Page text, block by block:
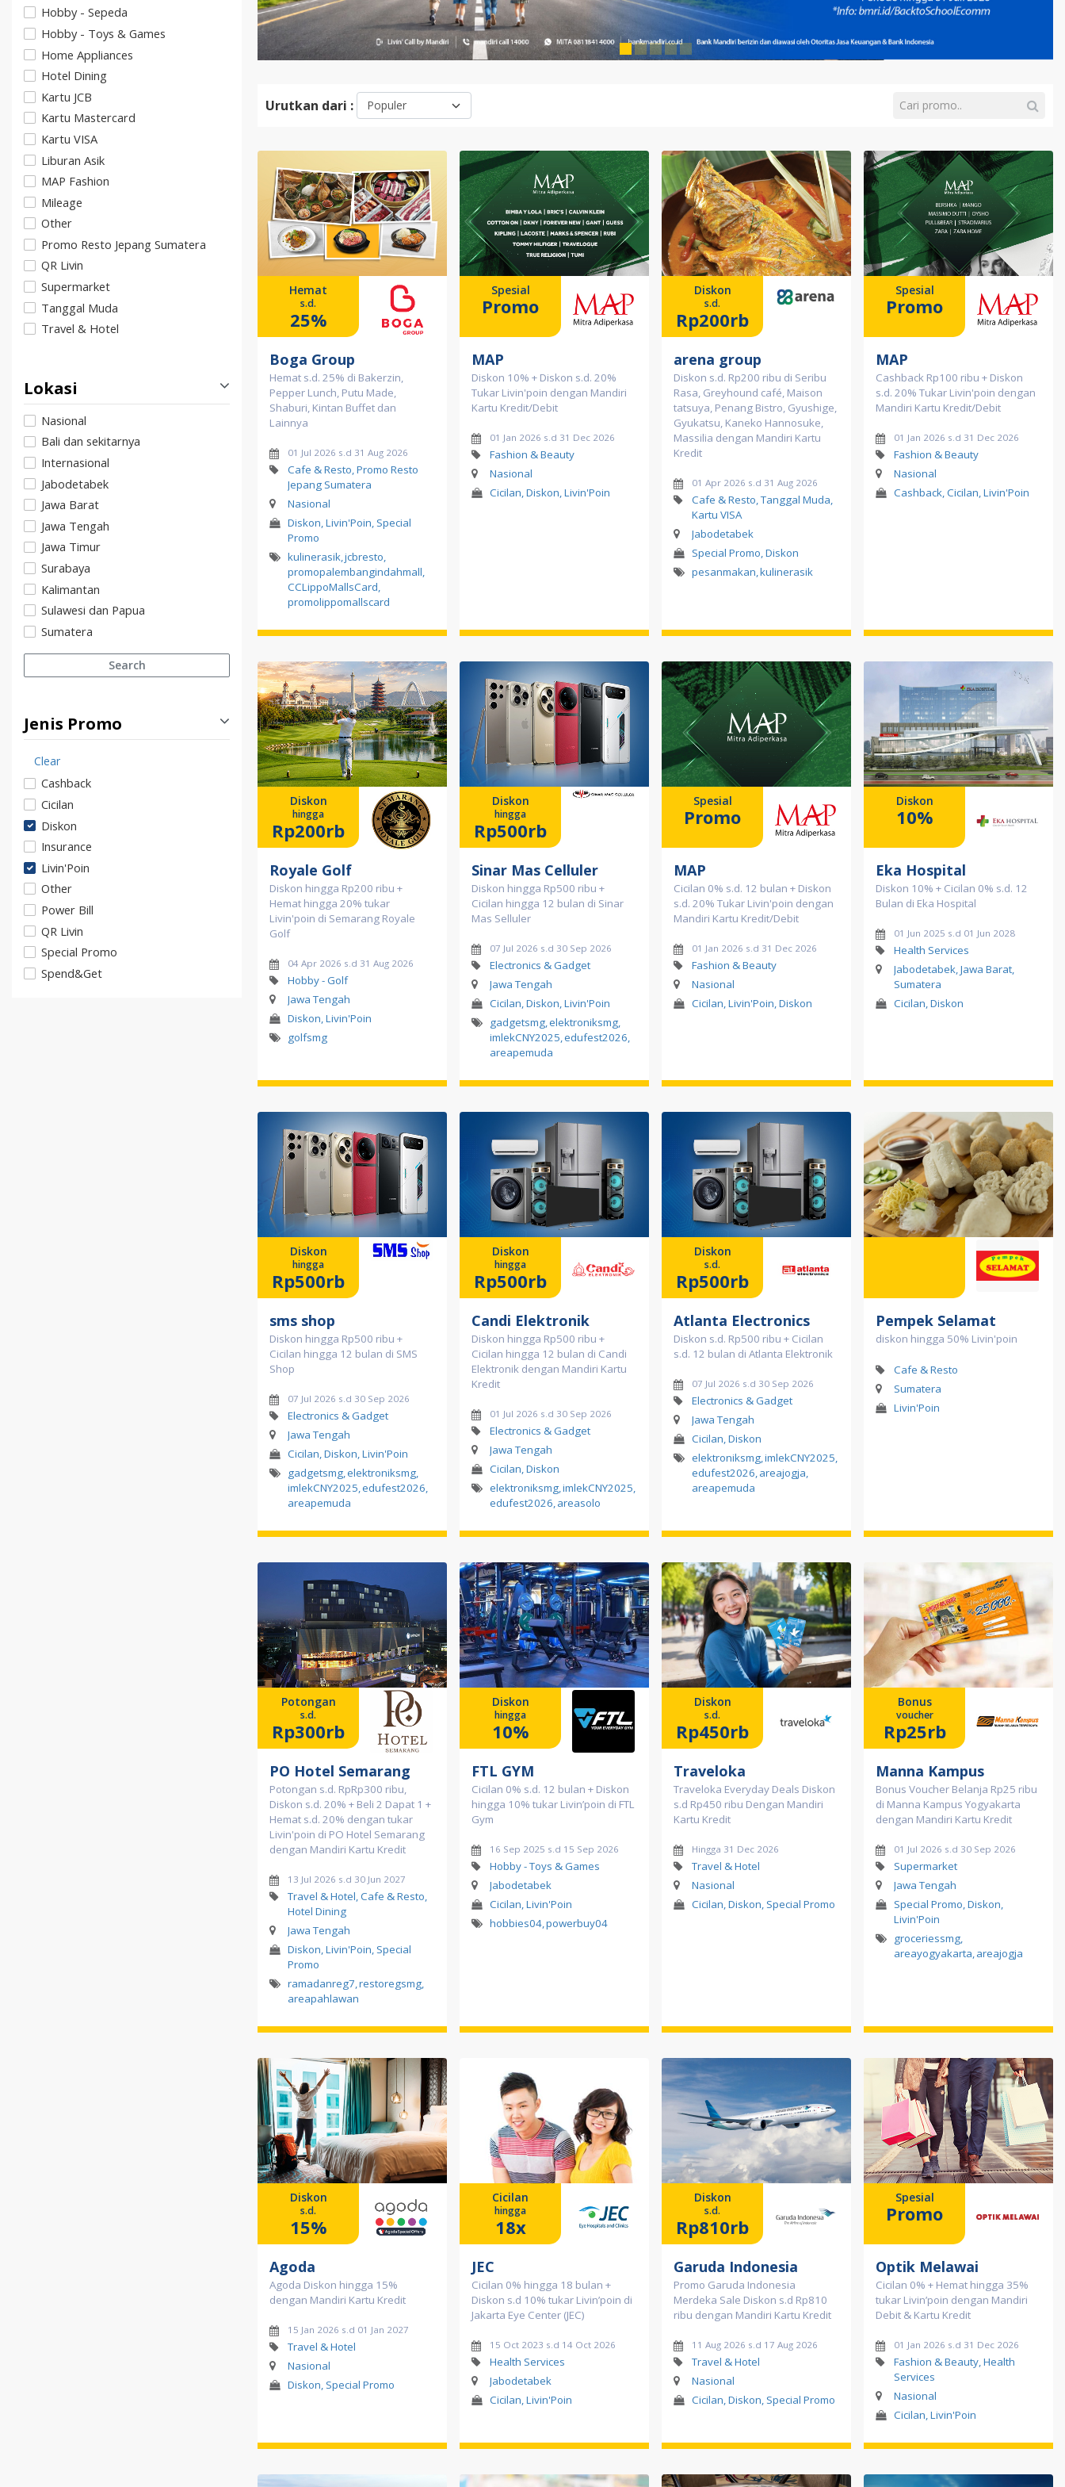
Hobby - Sepeda
Hobby - Toys & Games
Home Appliances
Hotel Dining
Kartu JCB
Kartu Mastercard
Kartu VISA
Liburan Asik
MAP Fashion
Mileage
Other
Promo Resto Jepang Sumatera
QR Livin
Supermarket
Tanggal Muda
Travel & Hotel
Lokasi
Nasional
Bali dan sekitarnya
Internasional
Jabodetabek
Jawa Barat
Jawa Tengah
Jawa Timur
Surabaya
Kalimantan
Sulawesi dan Papua
Sumatera
Search
Jenis Promo
Clear
Cashback
Cicilan
Diskon
Insurance
Livin'Poin
Other
Power Bill
QR Livin
Special Promo
Spend&Get
Urutkan dari :
Hemat
s.d.
25%
Boga Group
Hemat s.d. 25% di Bakerzin,
Pepper Lunch, Putu Made,
Shaburi, Kintan Buffet dan
Lainnya
01 Jul 2026 s.d 31 Aug 2026
Cafe & Resto, Promo Resto
Jepang Sumatera
Nasional
Diskon, Livin'Poin, Special
Promo
kulinerasik,jcbresto,
promopalembangindahmall,
CCLippoMallsCard,
promolippomallscard
Spesial
Promo
MAP
Diskon 10% + Diskon s.d. 20%
Tukar Livin'poin dengan Mandiri
Kartu Kredit/Debit
01 Jan 2026 s.d 31 Dec 2026
Fashion & Beauty
Nasional
Cicilan, Diskon, Livin'Poin
Diskon
s.d.
Rp200rb
arena group
Diskon s.d. Rp200 ribu di Seribu
Rasa, Greyhound café, Maison
tatsuya, Penang Bistro, Gyushige,
Gyukatsu, Kaneko Hannosuke,
Massilia dengan Mandiri Kartu
Kredit
01 Apr 2026 s.d 31 Aug 2026
Cafe & Resto, Tanggal Muda,
Kartu VISA
Jabodetabek
Special Promo, Diskon
pesanmakan,kulinerasik
Spesial
Promo
MAP
Cashback Rp100 ribu + Diskon
s.d. 20% Tukar Livin'poin dengan
Mandiri Kartu Kredit/Debit
01 Jan 2026 s.d 31 Dec 2026
Fashion & Beauty
Nasional
Cashback, Cicilan, Livin'Poin
Diskon
hingga
Rp200rb
Royale Golf
Diskon hingga Rp200 ribu +
Hemat hingga 20% tukar
Livin'poin di Semarang Royale
Golf
04 Apr 2026 s.d 31 Aug 2026
Hobby - Golf
Jawa Tengah
Diskon, Livin'Poin
golfsmg
Diskon
hingga
Rp500rb
Sinar Mas Celluler
Diskon hingga Rp500 ribu +
Cicilan hingga 12 bulan di Sinar
Mas Selluler
07 Jul 2026 s.d 30 Sep 2026
Electronics & Gadget
Jawa Tengah
Cicilan, Diskon, Livin'Poin
gadgetsmg,elektroniksmg,
imlekCNY2025,edufest2026,
areapemuda
Spesial
Promo
MAP
Cicilan 0% s.d. 12 bulan + Diskon
s.d. 20% Tukar Livin'poin dengan
Mandiri Kartu Kredit/Debit
01 Jan 2026 s.d 31 Dec 2026
Fashion & Beauty
Nasional
Cicilan, Livin'Poin, Diskon
Diskon
10%
Eka Hospital
Diskon 10% + Cicilan 0% s.d. 12
Bulan di Eka Hospital
01 Jun 2025 s.d 01 Jun 2028
Health Services
Jabodetabek, Jawa Barat,
Sumatera
Cicilan, Diskon
Diskon
hingga
Rp500rb
sms shop
Diskon hingga Rp500 ribu +
Cicilan hingga 12 bulan di SMS
Shop
07 Jul 2026 s.d 30 Sep 2026
Electronics & Gadget
Jawa Tengah
Cicilan, Diskon, Livin'Poin
gadgetsmg,elektroniksmg,
imlekCNY2025,edufest2026,
areapemuda
Diskon
hingga
Rp500rb
Candi Elektronik
Diskon hingga Rp500 ribu +
Cicilan hingga 12 bulan di Candi
Elektronik dengan Mandiri Kartu
Kredit
01 Jul 2026 s.d 30 Sep 2026
Electronics & Gadget
Jawa Tengah
Cicilan, Diskon
elektroniksmg,imlekCNY2025,
edufest2026,areasolo
Diskon
s.d.
Rp500rb
Atlanta Electronics
Diskon s.d. Rp500 ribu + Cicilan
s.d. 12 bulan di Atlanta Elektronik
07 Jul 2026 s.d 30 Sep 2026
Electronics & Gadget
Jawa Tengah
Cicilan, Diskon
elektroniksmg,imlekCNY2025,
edufest2026,areajogja,
areapemuda
Pempek Selamat
diskon hingga 50% Livin'poin
Cafe & Resto
Sumatera
Livin'Poin
Potongan
s.d.
Rp300rb
PO Hotel Semarang
Potongan s.d. RpRp300 ribu,
Diskon s.d. 20% + Beli 2 Dapat 1 +
Hemat s.d. 20% dengan tukar
Livin'poin di PO Hotel Semarang
dengan Mandiri Kartu Kredit
13 Jul 2026 s.d 30 Jun 2027
Travel & Hotel, Cafe & Resto,
Hotel Dining
Jawa Tengah
Diskon, Livin'Poin, Special
Promo
ramadanreg7,restoregsmg,
areapahlawan
Diskon
hingga
10%
FTL GYM
Cicilan 0% s.d. 12 bulan + Diskon
hingga 10% tukar Livin’poin di FTL
Gym
16 Sep 2025 s.d 15 Sep 2026
Hobby - Toys & Games
Jabodetabek
Cicilan, Livin'Poin
hobbies04,powerbuy04
Diskon
s.d.
Rp450rb
Traveloka
Traveloka Everyday Deals Diskon
s.d Rp450 ribu Dengan Mandiri
Kartu Kredit
Hingga 31 Dec 2026
Travel & Hotel
Nasional
Cicilan, Diskon, Special Promo
Bonus
voucher
Rp25rb
Manna Kampus
Bonus Voucher Belanja Rp25 ribu
di Manna Kampus Yogyakarta
dengan Mandiri Kartu Kredit
01 Jul 2026 s.d 30 Sep 2026
Supermarket
Jawa Tengah
Special Promo, Diskon,
Livin'Poin
groceriessmg,
areayogyakarta,areajogja
Diskon
s.d.
15%
Agoda
Agoda Diskon hingga 15%
dengan Mandiri Kartu Kredit
15 Jan 2026 s.d 01 Jan 2027
Travel & Hotel
Nasional
Diskon, Special Promo
Cicilan
hingga
18x
JEC
Cicilan 0% hingga 18 bulan +
Diskon s.d 10% tukar Livin’poin di
Jakarta Eye Center (JEC)
15 Oct 2023 s.d 14 Oct 2026
Health Services
Jabodetabek
Cicilan, Livin'Poin
Diskon
s.d.
Rp810rb
Garuda Indonesia
Promo Garuda Indonesia
Merdeka Sale Diskon s.d Rp810
ribu dengan Mandiri Kartu Kredit
11 Aug 2026 s.d 17 Aug 2026
Travel & Hotel
Nasional
Cicilan, Diskon, Special Promo
Spesial
Promo
Optik Melawai
Cicilan 0% + Hemat hingga 35%
tukar Livin’poin dengan Mandiri
Debit & Kartu Kredit
01 Jan 2026 s.d 31 Dec 2026
Fashion & Beauty, Health
Services
Nasional
Cicilan, Livin'Poin